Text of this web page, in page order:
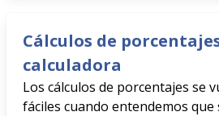
Cálculos de
calculadora
Los cálculos de porcentajes se
fáciles cuando entendemos que